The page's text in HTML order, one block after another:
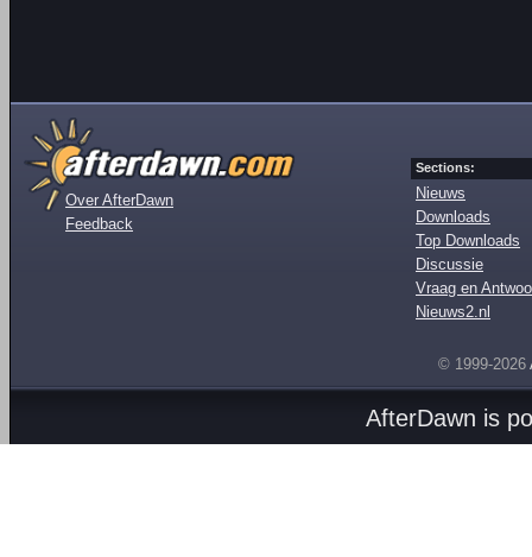
Over AfterDawn
Feedback
Sections:
Nieuws
Downloads
Top Downloads
Discussie
Vraag en
Nieuws2.nl
© 1999-2026
AfterDawn is